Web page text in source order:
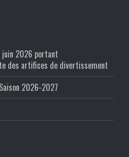
2026 portant
des artifices de divertissement
2026-2027